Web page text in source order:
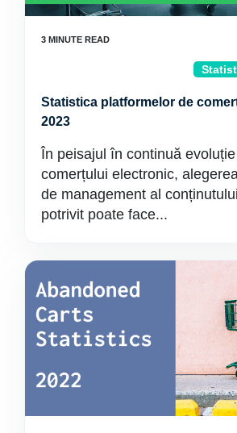
Statistica platformelor de
2023
În peisajul în continuă evoluție
comerțului electronic,
de management al
potrivit poate face...